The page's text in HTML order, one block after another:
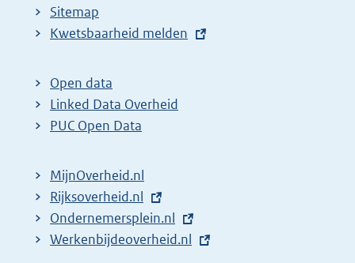
Sitemap
E
t
e
r
l
i
n
k
Kwetsbaarheid melden
Open data
Linked Data Overheid
PUC Open Data
MijnOverheid.nl
E
x
t
Rijksoverheid.nl
E
x
Ondernemersplein.nl
E
Werkenbijdeoverheid.nl